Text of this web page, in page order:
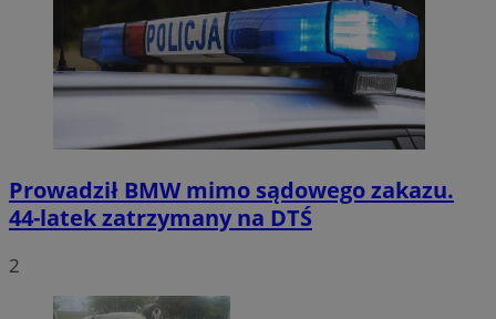
Prowadził BMW mimo sądowego zakazu.
44-latek zatrzymany na DTŚ
2